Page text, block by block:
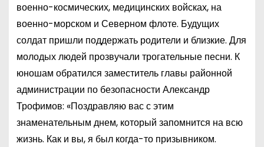
военно-космических, медицинских войсках, на
военно-морском и Северном флоте. Будущих
солдат пришли поддержать родители и близкие. Для
молодых людей прозвучали трогательные песни. К
юношам обратился заместитель главы районной
администрации по безопасности Александр
Трофимов: «Поздравляю вас с этим
знаменательным днем, который запомнится на всю
жизнь. Как и вы, я был когда-то призывником.